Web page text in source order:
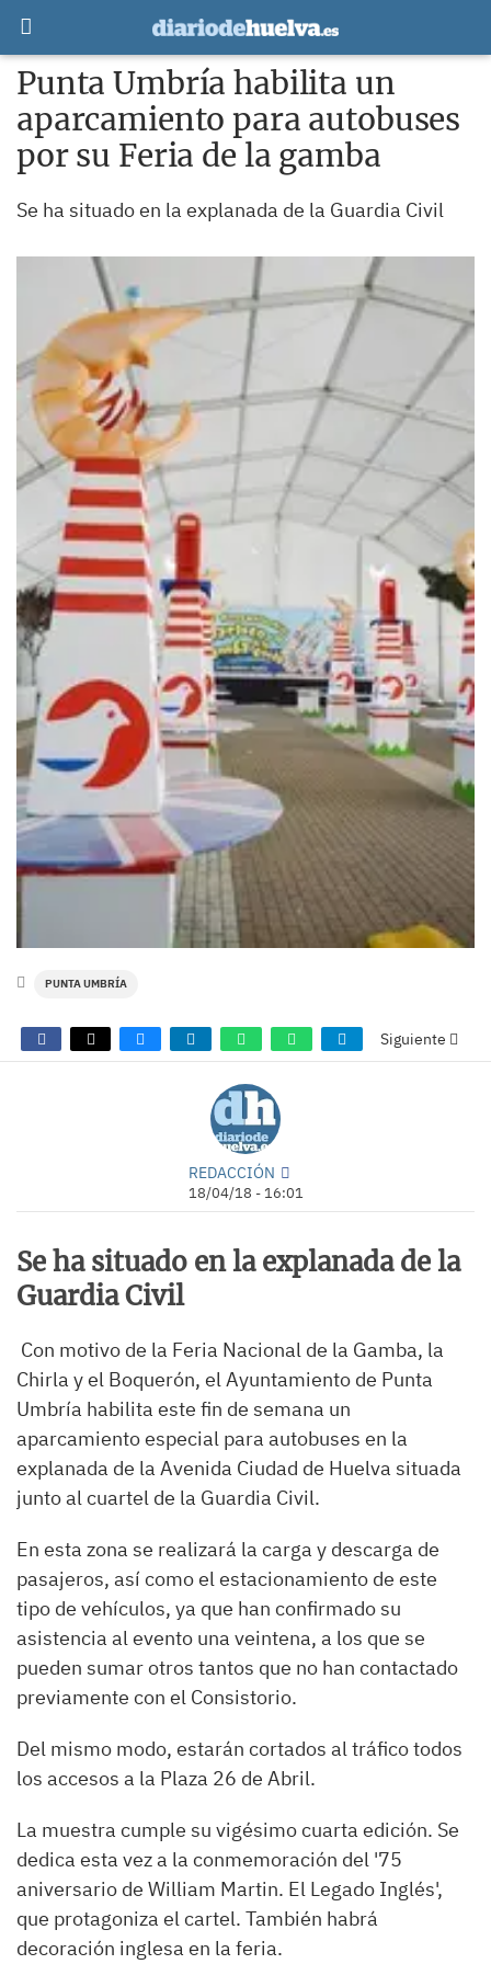
Punta Umbría habilita un
aparcamiento para autobuses
por su Feria de la gamba
Se ha situado en la explanada de la Guardia Civil
PUNTA UMBRÍA
Siguiente
REDACCIÓN
18/04/18 - 16:01
Se ha situado en la explanada de la
Guardia Civil
Con motivo de la Feria Nacional de la Gamba, la
Chirla y el Boquerón, el Ayuntamiento de Punta
Umbría habilita este fin de semana un
aparcamiento especial para autobuses en la
explanada de la Avenida Ciudad de Huelva situada
junto al cuartel de la Guardia Civil.
En esta zona se realizará la carga y descarga de
pasajeros, así como el estacionamiento de este
tipo de vehículos, ya que han confirmado su
asistencia al evento una veintena, a los que se
pueden sumar otros tantos que no han contactado
previamente con el Consistorio.
Del mismo modo, estarán cortados al tráfico todos
los accesos a la Plaza 26 de Abril.
La muestra cumple su vigésimo cuarta edición. Se
dedica esta vez a la conmemoración del '75
aniversario de William Martin. El Legado Inglés',
que protagoniza el cartel. También habrá
decoración inglesa en la feria.